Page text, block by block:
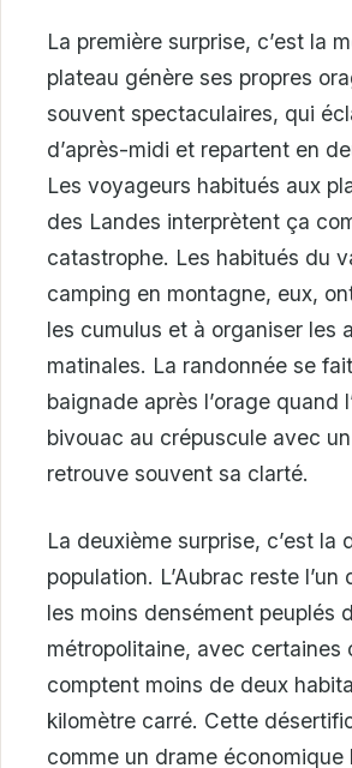
La première surprise, c’est la
plateau génère ses propres
souvent spectaculaires, qui
d’après-midi et repartent en
Les voyageurs habitués aux
des Landes interprètent ça
catastrophe. Les habitués du
camping en montagne, eux,
les cumulus et à organiser les
matinales. La randonnée se
baignade après l’orage quand
bivouac au crépuscule avec
retrouve souvent sa clarté.
La deuxième surprise, c’est la
population. L’Aubrac reste l’un
les moins densément peuplés
métropolitaine, avec certaines
comptent moins de deux
kilomètre carré. Cette
comme un drame économique